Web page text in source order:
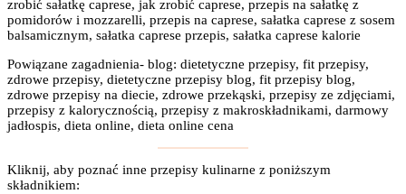
zrobić sałatkę caprese, jak zrobić caprese, przepis na sałatkę z
pomidorów i mozzarelli, przepis na caprese, sałatka caprese z sosem
balsamicznym, sałatka caprese przepis, sałatka caprese kalorie
Powiązane zagadnienia- blog: dietetyczne przepisy, fit przepisy,
zdrowe przepisy, dietetyczne przepisy blog, fit przepisy blog,
zdrowe przepisy na diecie, zdrowe przekąski, przepisy ze zdjęciami,
przepisy z kalorycznością, przepisy z makroskładnikami, darmowy
jadłospis, dieta online, dieta online cena
Kliknij, aby poznać inne przepisy kulinarne z poniższym
składnikiem: